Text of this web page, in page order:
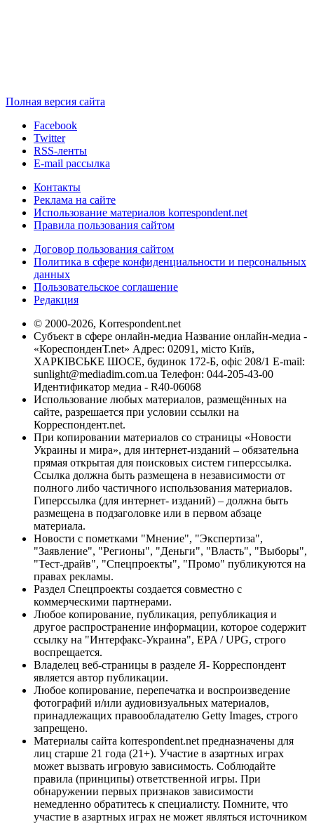
Полная версия сайта
Facebook
Twitter
RSS-ленты
E-mail рассылка
Контакты
Реклама на сайте
Использование материалов korrespondent.net
Правила пользования сайтом
Договор пользования сайтом
Политика в сфере конфиденциальности и персональных
данных
Пользовательское соглашение
Редакция
© 2000-2026, Korrespondent.net
Субъект в сфере онлайн-медиа Название онлайн-медиа -
«КореспонденТ.net» Адрес: 02091, місто Київ,
ХАРКІВСЬКЕ ШОСЕ, будинок 172-Б, офіс 208/1 E-mail:
sunlight@mediadim.com.ua Телефон: 044-205-43-00
Идентификатор медиа - R40-06068
Использование любых материалов, размещённых на
сайте, разрешается при условии ссылки на
Корреспондент.net.
При копировании материалов со страницы «Новости
Украины и мира», для интернет-изданий – обязательна
прямая открытая для поисковых систем гиперссылка.
Ссылка должна быть размещена в независимости от
полного либо частичного использования материалов.
Гиперссылка (для интернет- изданий) – должна быть
размещена в подзаголовке или в первом абзаце
материала.
Новости с пометками "Мнение", "Экспертиза",
"Заявление", "Регионы", "Деньги", "Власть", "Выборы",
"Тест-драйв", "Спецпроекты", "Промо" публикуются на
правах рекламы.
Раздел Спецпроекты создается совместно с
коммерческими партнерами.
Любое копирование, публикация, републикация и
другое распространение информации, которое содержит
ссылку на "Интерфакс-Украина", EPA / UPG, строго
воспрещается.
Владелец веб-страницы в разделе Я- Корреспондент
является автор публикации.
Любое копирование, перепечатка и воспроизведение
фотографий и/или аудиовизуальных материалов,
принадлежащих правообладателю Getty Images, строго
запрещено.
Материалы сайта korrespondent.net предназначены для
лиц старше 21 года (21+). Участие в азартных играх
может вызвать игровую зависимость. Соблюдайте
правила (принципы) ответственной игры. При
обнаружении первых признаков зависимости
немедленно обратитесь к специалисту. Помните, что
участие в азартных играх не может являться источником